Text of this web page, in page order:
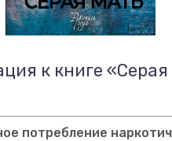
к книге
потребление